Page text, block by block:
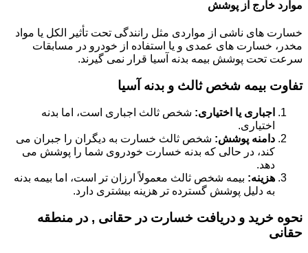
موارد خارج از پوشش
خسارت های ناشی از مواردی مثل رانندگی تحت تأثیر الکل یا مواد
مخدر، خسارت های عمدی و یا استفاده از خودرو در مسابقات
سرعت تحت پوشش بیمه بدنه آسیا قرار نمی گیرند.
تفاوت بیمه شخص ثالث و بدنه آسیا
اجباری یا اختیاری: شخص ثالث اجباری است، اما بدنه
اختیاری.
دامنه پوشش: شخص ثالث خسارت به دیگران را جبران می
کند، در حالی که بدنه خسارت خودروی شما را پوشش می
دهد.
هزینه: بیمه شخص ثالث معمولاً ارزان تر است، اما بیمه بدنه
به دلیل پوشش گسترده تر هزینه بیشتری دارد.
نحوه خرید و دریافت خسارت در حقانی , در منطقه
حقانی